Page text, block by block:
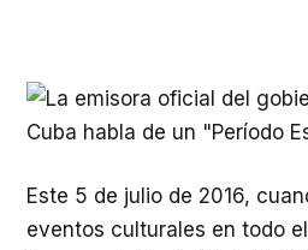
Este 5 de julio de 2016,
eventos culturales en todo